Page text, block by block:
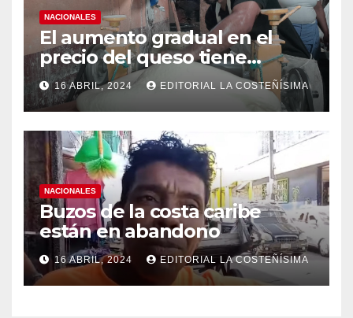
NACIONALES
El aumento gradual en el
precio del queso tiene
efectos a las Panaderias
16 ABRIL, 2024 EDITORIAL LA COSTEÑÍSIMA
NACIONALES
Buzos de la costa caribe
están en abandono
16 ABRIL, 2024 EDITORIAL LA COSTEÑÍSIMA